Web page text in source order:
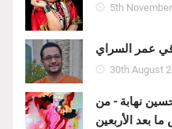
5th
عمر السراي
30th August
نهابة - من
بعد الأربعين